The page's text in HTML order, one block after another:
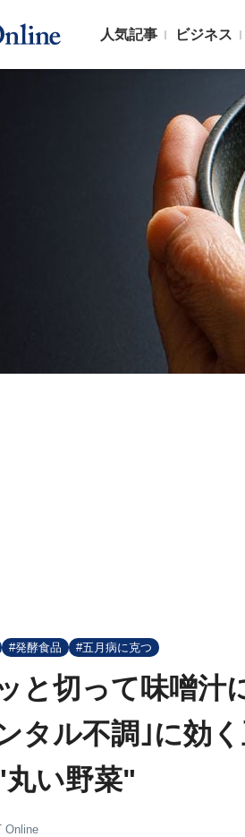
人気記事 ビジネス
#発酵食品 #五月病に克つ
と切って味噌汁
タル不調｣に効
い野菜"
Online